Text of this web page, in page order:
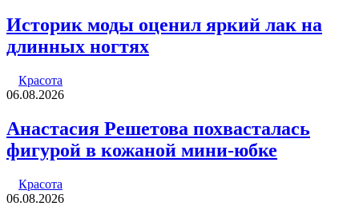
Историк моды оценил яркий лак на
длинных ногтях
Красота
06.08.2026
Анастасия Решетова похвасталась
фигурой в кожаной мини-юбке
Красота
06.08.2026